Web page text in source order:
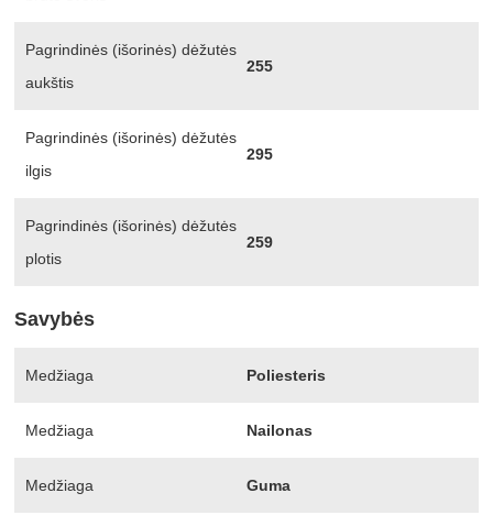
Pagrindinės (išorinės) dėžutės
aukštis
255
Pagrindinės (išorinės) dėžutės
ilgis
295
Pagrindinės (išorinės) dėžutės
plotis
259
Savybės
Medžiaga Poliesteris
Medžiaga Nailonas
Medžiaga Guma